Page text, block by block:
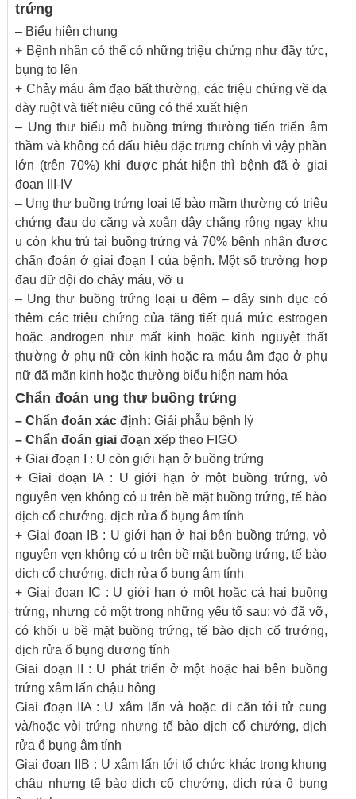
trứng
– Biểu hiện chung
+ Bệnh nhân có thể có những triệu chứng như đầy tức,
bụng to lên
+ Chảy máu âm đạo bất thường, các triệu chứng về dạ
dày ruột và tiết niệu cũng có thể xuất hiện
– Ung thư biểu mô buồng trứng thường tiến triển âm
thầm và không có dấu hiệu đặc trưng chính vì vậy phần
lớn (trên 70%) khi được phát hiện thì bệnh đã ở giai
đoạn III-IV
– Ung thư buồng trứng loại tế bào mầm thường có triệu
chứng đau do căng và xoắn dây chằng rộng ngay khu
u còn khu trú tại buồng trứng và 70% bệnh nhân được
chẩn đoán ở giai đoạn I của bệnh. Một số trường hợp
đau dữ dội do chảy máu, vỡ u
– Ung thư buồng trứng loại u đệm – dây sinh dục có
thêm các triệu chứng của tăng tiết quá mức estrogen
hoặc androgen như mất kinh hoặc kinh nguyệt thất
thường ở phụ nữ còn kinh hoặc ra máu âm đạo ở phụ
nữ đã mãn kinh hoặc thường biểu hiện nam hóa
Chẩn đoán ung thư buồng trứng
– Chẩn đoán xác định: ​Giải phẫu bệnh lý
– Chẩn đoán giai đoạn xếp theo FIGO
+ Giai đoạn I : U còn giới hạn ở buồng trứng
+ Giai đoạn IA : U giới hạn ở một buồng trứng, vỏ
nguyên vẹn không có u trên bề mặt buồng trứng, tế bào
dịch cổ chướng, dịch rửa ổ bụng âm tính
+ Giai đoạn IB : U giới hạn ở hai bên buồng trứng, vỏ
nguyên vẹn không có u trên bề mặt buồng trứng, tế bào
dịch cổ chướng, dịch rửa ổ bụng âm tính
+ Giai đoạn IC : U giới hạn ở một hoặc cả hai buồng
trứng, nhưng có một trong những yếu tố sau: vỏ đã vỡ,
có khối u bề mặt buồng trứng, tế bào dịch cổ trướng,
dịch rửa ổ bụng dương tính
Giai đoạn II : U phát triển ở một hoặc hai bên buồng
trứng xâm lấn chậu hông
Giai đoạn IIA : U xâm lấn và hoặc di căn tới tử cung
và/hoặc vòi trứng nhưng tế bào dịch cổ chướng, dịch
rửa ổ bụng âm tính
Giai đoạn IIB : U xâm lấn tới tổ chức khác trong khung
chậu nhưng tế bào dịch cổ chướng, dịch rửa ổ bụng